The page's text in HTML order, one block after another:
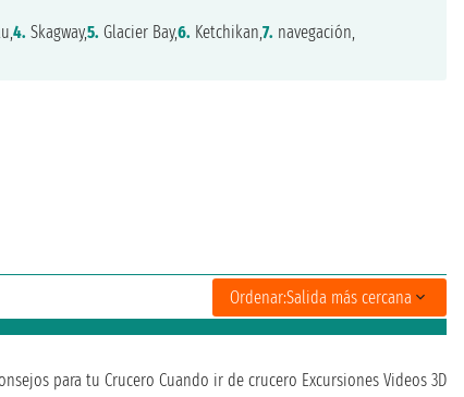
4. Skagway,5. Glacier Bay,6. Ketchikan,7. navegación,
Ordenar:Salida más cercana
para tu Crucero Cuando ir de crucero Excursiones Videos 3D